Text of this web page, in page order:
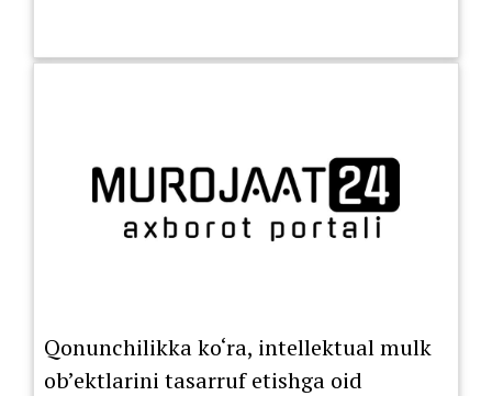
Qonunchilikka ko‘ra, intellektual mulk
ob’ektlarini tasarruf etishga oid